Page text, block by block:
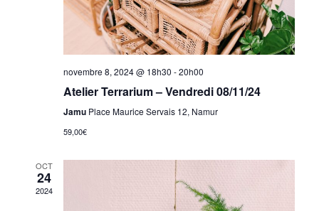
novembre 8, 2024 @ 18h30 -20h00
Atelier Terrarium – Vendredi 08/11/24
Jamu Place Maurice Servais 12, Namur
59,00€
OCT
24
2024